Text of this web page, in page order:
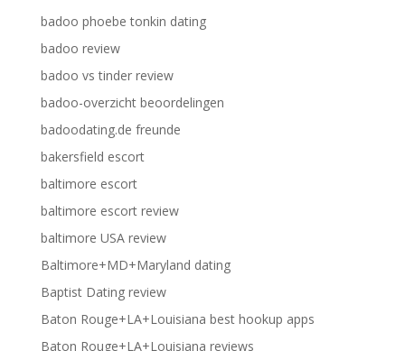
badoo phoebe tonkin dating
badoo review
badoo vs tinder review
badoo-overzicht beoordelingen
badoodating.de freunde
bakersfield escort
baltimore escort
baltimore escort review
baltimore USA review
Baltimore+MD+Maryland dating
Baptist Dating review
Baton Rouge+LA+Louisiana best hookup apps
Baton Rouge+LA+Louisiana reviews